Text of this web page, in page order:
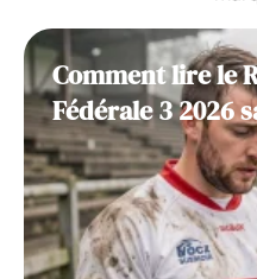
Comment lire le
Fédérale 3 2026